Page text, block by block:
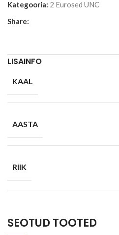
Kategooria: 2 Eurosed UNC
Share:
LISAINFO
KAAL
AASTA
RIIK
SEOTUD TOOTED